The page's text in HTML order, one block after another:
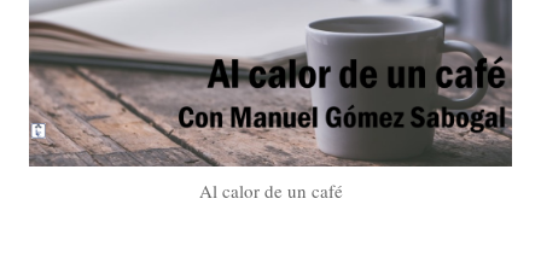
Al calor de un café